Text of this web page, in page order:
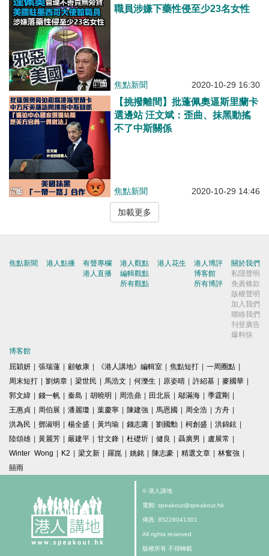
職員涉嫌下藥性侵至少23名女性
焦點新聞 2020-10-29 16:30
【挑撥離間】批蓬佩奧逼斯里蘭卡
選邊站 汪文斌：歪曲、抹黑動搖
不了中斯關係
焦點新聞 2020-10-29 14:46
加載更多
焦點新聞 港人點播
有聲專欄
港人直播
港人觀點
編輯觀點
所有觀點
港人花生
港人博評
博客館
所有博評
關於我們
私隱聲明
免責條款
版權聲明
加入我們
聯絡我們
刊登廣告
爆料快
博客館
屈穎妍 | 張瑞蓮 | 顧敏康 | 《港人講地》編輯室 | 焦點短打 | 一周圈點 |
周末短打 | 劉炳章 | 梁世民 | 馬浩文 | 何濼生 | 原姿晴 | 許紹基 | 麥國華 |
郭文緯 | 錢一帆 | 秦島 | 胡曉明 | 周浩鼎 | 田北辰 | 鄔滿海 | 季霆剛 |
王惠貞 | 周伯展 | 潘麗瓊 | 葉慶寧 | 陳建強 | 馬恩國 | 周全浩 | 方舟 |
洪為民 | 鄧淑明 | 楊全盛 | 黃均瑜 | 錢志庸 | 劉國勳 | 柯創盛 | 洪錦鉉 |
陸頌雄 | 黃麗芳 | 嚴建平 | 甘文鋒 | 杜礎圻 | 健良 | 聶廣男 | 盧展常 |
Winter Wong | K2 | 梁文新 | 羅崑 | 姚銘 | 陳志豪 | 精選文章 | 林奮強 |
囍雨
© 港人講地
電郵: speakout@speakout.hk
傳真: 85228041301
All rights reserved.
版權所有 不得轉載